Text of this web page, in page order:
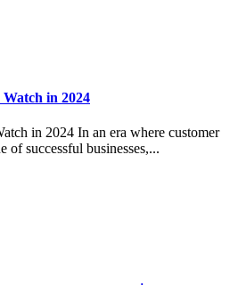
in 2024
in 2024 In an era where customer
of successful businesses,...